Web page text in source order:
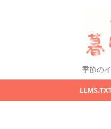
季節の